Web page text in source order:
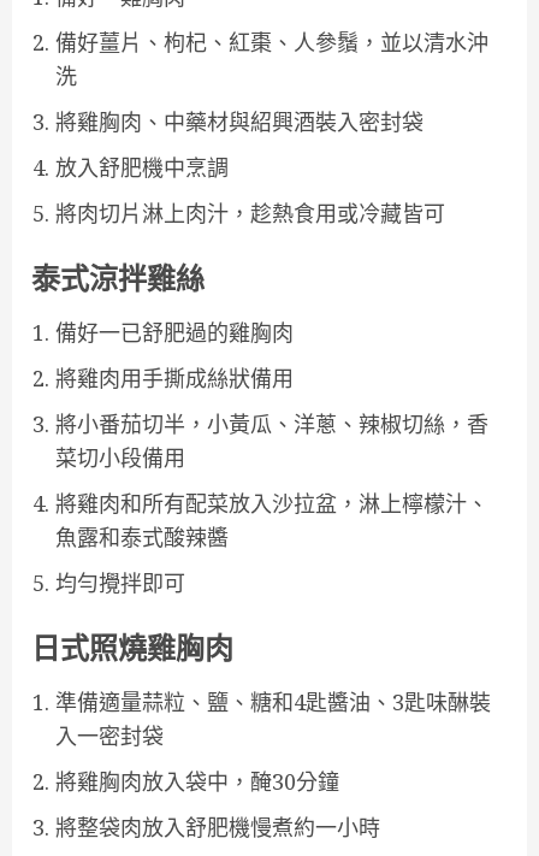
備好薑片、枸杞、紅棗、人參鬚，並以清水沖
洗
將雞胸肉、中藥材與紹興酒裝入密封袋
放入舒肥機中烹調
將肉切片淋上肉汁，趁熱食用或冷藏皆可
泰式涼拌雞絲
備好一已舒肥過的雞胸肉
將雞肉用手撕成絲狀備用
將小番茄切半，小黃瓜、洋蔥、辣椒切絲，香
菜切小段備用
將雞肉和所有配菜放入沙拉盆，淋上檸檬汁、
魚露和泰式酸辣醬
均勻攪拌即可
日式照燒雞胸肉
準備適量蒜粒、鹽、糖和4匙醬油、3匙味醂裝
入一密封袋
將雞胸肉放入袋中，醃30分鐘
將整袋肉放入舒肥機慢煮約一小時